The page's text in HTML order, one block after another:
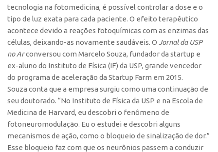
Leis e Normas
Portal do Inventor
Inteligência Competitiva
Editais
EMBRAPIIs
CEPIDs
CEPIX
CPEs
tecnologia na fotomedicina, é possível controlar a dose e o
tipo de luz exata para cada paciente. O efeito terapêutico
acontece devido a reações fotoquímicas com as enzimas das
células, deixando-as novamente saudáveis. O Jornal da USP
no Arconversou com Marcelo Souza, fundador da startup e
ex-aluno do Instituto de Física (IF) da USP, grande vencedor
do programa de aceleração da Startup Farm em 2015.
Souza conta que a empresa surgiu como uma continuação de
seu doutorado. “No Instituto de Física da USP e na Escola de
Medicina de Harvard, eu descobri o fenômeno de
fotoneuromodulação. Eu o estudei e descobri alguns
mecanismos de ação, como o bloqueio de sinalização de dor.”
Esse bloqueio faz com que os neurônios passem a conduzir